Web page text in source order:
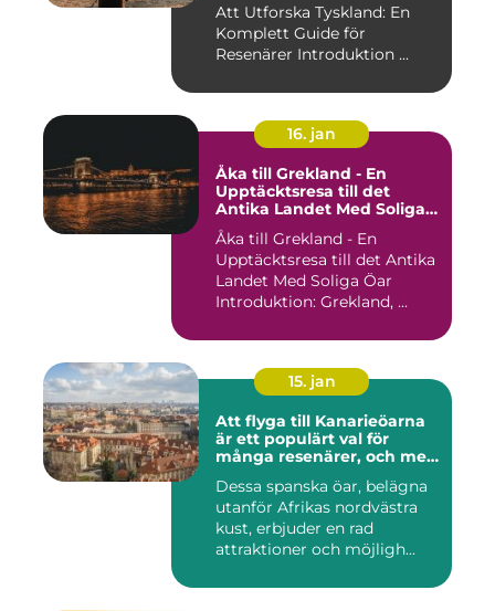
Att Utforska Tyskland: En
Komplett Guide för
Resenärer Introduktion ...
16. jan
Åka till Grekland - En
Upptäcktsresa till det
Antika Landet Med Soliga
Öar
Åka till Grekland - En
Upptäcktsresa till det Antika
Landet Med Soliga Öar
Introduktion: Grekland, ...
15. jan
Att flyga till Kanarieöarna
är ett populärt val för
många resenärer, och med
Dessa spanska öar, belägna
utanför Afrikas nordvästra
kust, erbjuder en rad
attraktioner och möjligh...